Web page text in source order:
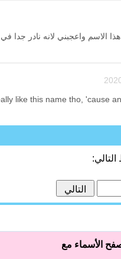
الاسم واعجبني لانه نادر جدا في
like this name tho, 'cause
الأسماء مع